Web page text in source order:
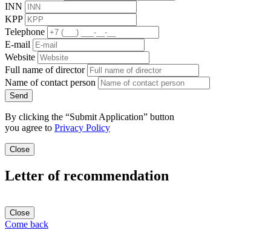
INN
KPP
Telephone
E-mail
Website
Full name of director
Name of contact person
Send
By clicking the “Submit Application” button
you agree to Privacy Policy
Close
Letter of recommendation
Close
Come back